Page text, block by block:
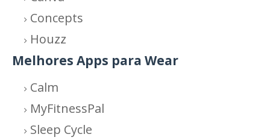
Concepts
Houzz
Melhores Apps para Wear
Calm
MyFitnessPal
Sleep Cycle